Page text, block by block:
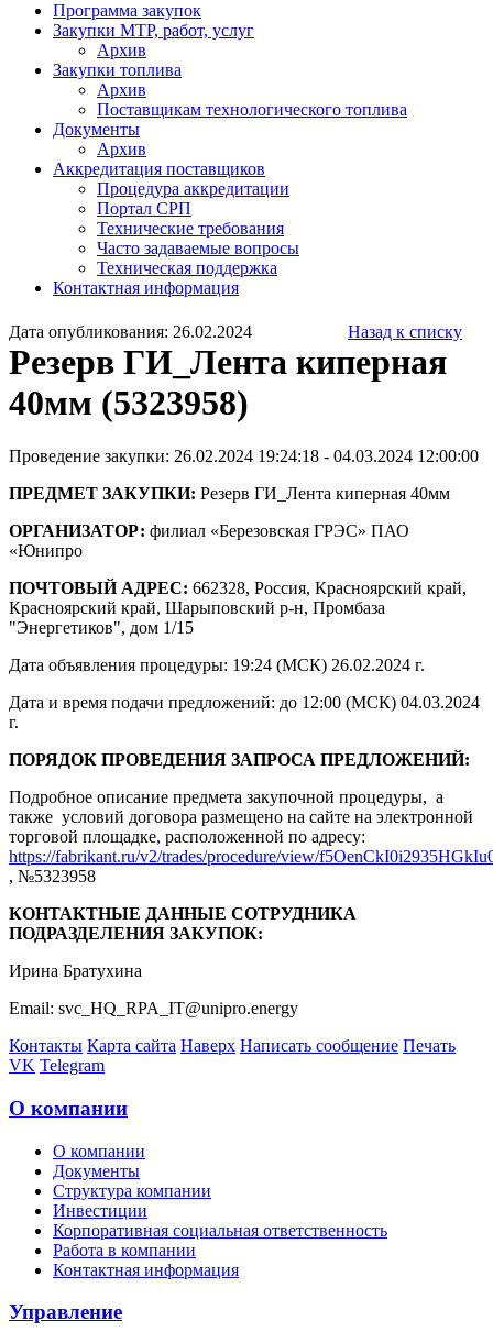
Программа закупок
Закупки МТР, работ, услуг
Архив
Закупки топлива
Архив
Поставщикам технологического топлива
Документы
Архив
Аккредитация поставщиков
Процедура аккредитации
Портал СРП
Технические требования
Часто задаваемые вопросы
Техническая поддержка
Контактная информация
Дата опубликования: 26.02.2024 Назад к списку
Резерв ГИ_Лента киперная
40мм (5323958)
Проведение закупки: 26.02.2024 19:24:18 - 04.03.2024 12:00:00
ПРЕДМЕТ ЗАКУПКИ: Резерв ГИ_Лента киперная 40мм
ОРГАНИЗАТОР: филиал «Березовская ГРЭС» ПАО
«Юнипро
ПОЧТОВЫЙ АДРЕС: 662328, Россия, Красноярский край,
Красноярский край, Шарыповский р-н, Промбаза
"Энергетиков", дом 1/15
Дата объявления процедуры: 19:24 (МСК) 26.02.2024 г.
Дата и время подачи предложений: до 12:00 (МСК) 04.03.2024
г.
ПОРЯДОК ПРОВЕДЕНИЯ ЗАПРОСА ПРЕДЛОЖЕНИЙ:
Подробное описание предмета закупочной процедуры, а
также условий договора размещено на сайте на электронной
торговой площадке, расположенной по адресу:
https://fabrikant.ru/v2/trades/procedure/view/
, №5323958
КОНТАКТНЫЕ ДАННЫЕ СОТРУДНИКА
ПОДРАЗДЕЛЕНИЯ ЗАКУПОК:
Ирина Братухина
Email: svc_HQ_RPA_IT@unipro.energy
Контакты Карта сайта Наверх Написать сообщение Печать
VK Telegram
О компании
О компании
Документы
Структура компании
Инвестиции
Корпоративная социальная ответственность
Работа в компании
Контактная информация
Управление